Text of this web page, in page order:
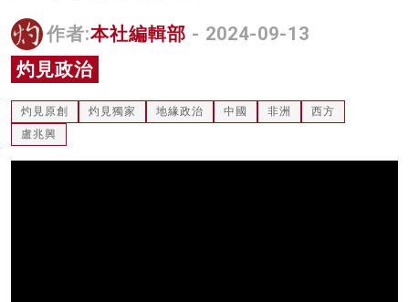
關於我們
作者:本社編輯部 - 2024-09-13
灼見政治
灼見原創 灼見獨家 地緣政治 中國 非洲
西方
盧兆興